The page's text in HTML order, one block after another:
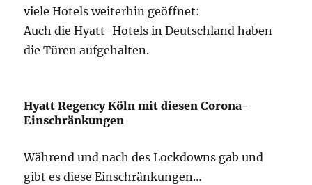
viele Hotels weiterhin geöffnet:
Auch die Hyatt-Hotels in Deutschland haben
die Türen aufgehalten.
Hyatt Regency Köln mit diesen Corona-
Einschränkungen
Während und nach des Lockdowns gab und
gibt es diese Einschränkungen…